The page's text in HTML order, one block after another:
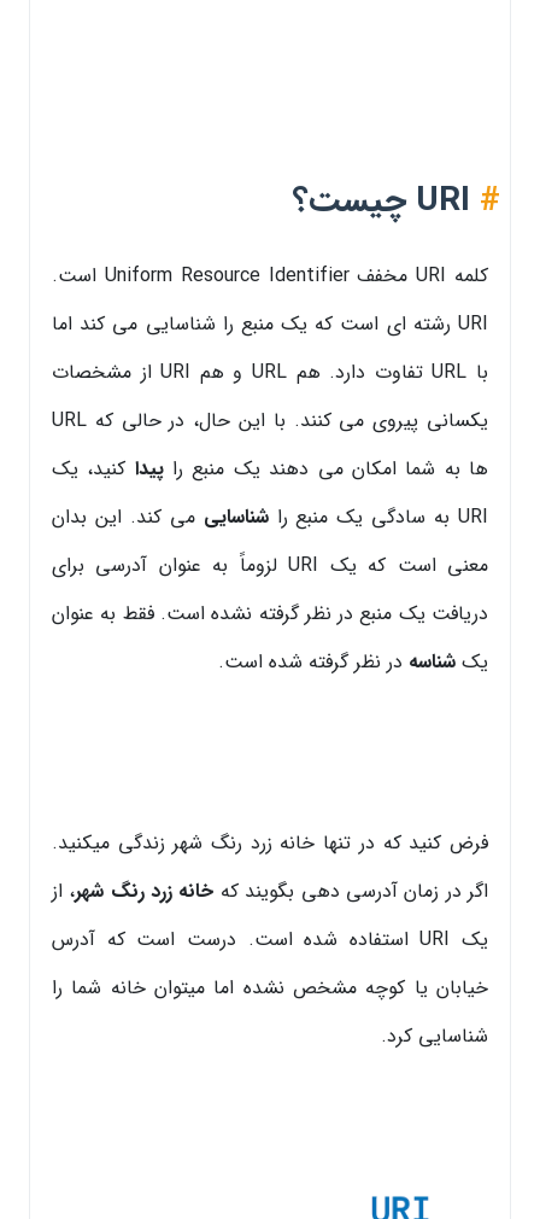
#
کلمه URI مخفف Uniform Resource Identifier است.
URI رشته ای است که یک منبع را شناسایی می کند اما
با URL تفاوت دارد. هم URL و هم URI از مشخصات
یکسانی پیروی می کنند. با این حال، در حالی که URL
ها به شما امکان می دهند یک منبع راپیدا کنید، یک
URI به سادگی یک منبع را
شناسایی می کند. این بدان
معنی است که یک URI لزوماً به عنوان آدرسی برای
دریافت یک منبع در نظر گرفته نشده است. فقط به عنوان
یک شناسه در نظر گرفته شده است.
فرض کنید که در تنها خانه زرد رنگ شهر زندگی میکنید.
اگر در زمان آدرسی دهی بگویند که خانه زرد رنگ شهر، از
یک URI استفاده شده است. درست است که آدرس
خیابان یا کوچه مشخص نشده اما میتوان خانه شما را
شناسایی کرد.